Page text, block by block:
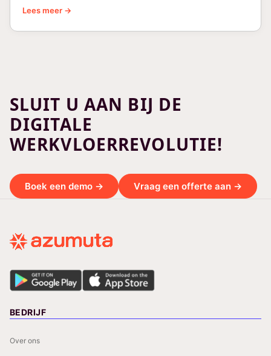
Lees meer →
SLUIT U AAN BIJ DE
DIGITALE
WERKVLOERREVOLUTIE!
Boek een demo → Vraag een offerte aan →
BEDRIJF
Over ons